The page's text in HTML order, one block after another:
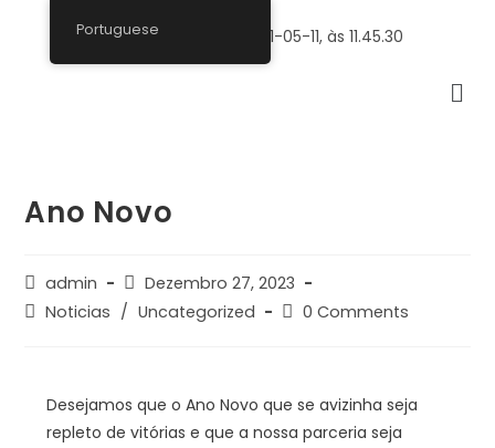
Ano Novo
admin
Dezembro 27, 2023
Noticias / Uncategorized 0 Comments
Desejamos que o Ano Novo que se avizinha seja
repleto de vitórias e que a nossa parceria seja
Portuguese